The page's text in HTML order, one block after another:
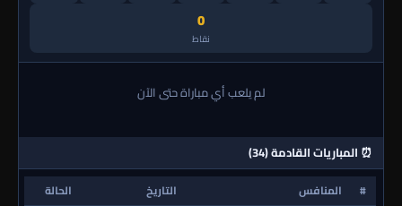
0
نقاط
لم يلعب أي مباراة حتى الآن
⏰ المباريات القادمة (34)
# المنافس التاريخ
الحالة